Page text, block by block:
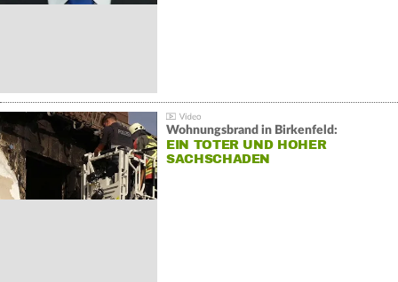
Wohnungsbrand in Birkenfeld:
EIN TOTER UND HOHER
SACHSCHADEN